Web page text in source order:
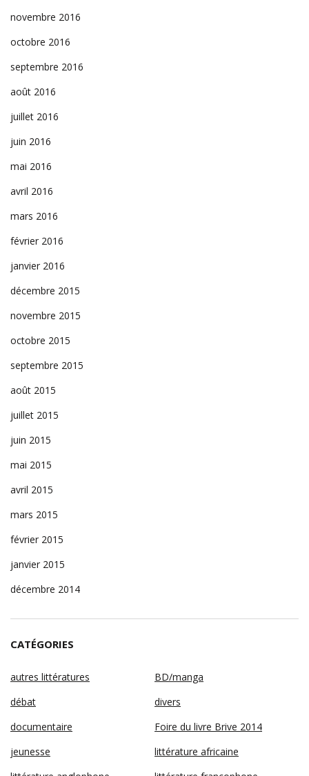
novembre 2016
octobre 2016
septembre 2016
août 2016
juillet 2016
juin 2016
mai 2016
avril 2016
mars 2016
février 2016
janvier 2016
décembre 2015
novembre 2015
octobre 2015
septembre 2015
août 2015
juillet 2015
juin 2015
mai 2015
avril 2015
mars 2015
février 2015
janvier 2015
décembre 2014
CATÉGORIES
autres littératures
BD/manga
débat
divers
documentaire
Foire du livre Brive 2014
jeunesse
littérature africaine